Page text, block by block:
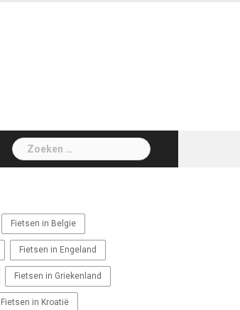
Zoeken
naar:
Fietsen in Belgie
Fietsen in Engeland
Fietsen in Griekenland
Fietsen in Kroatië